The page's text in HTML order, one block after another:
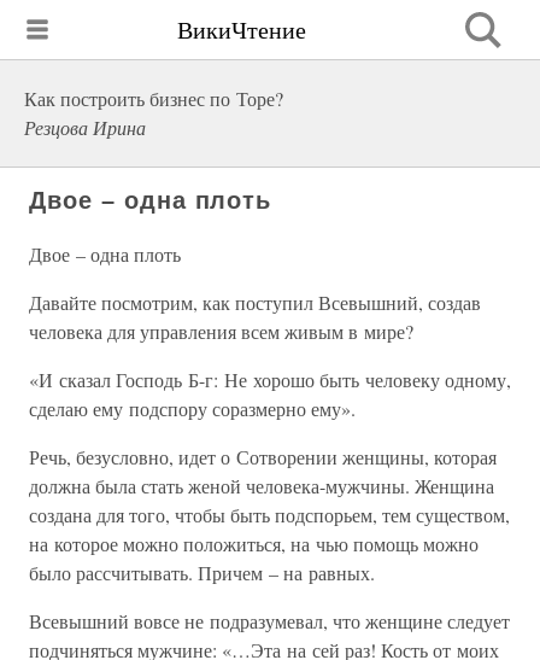
ВикиЧтение
Как построить бизнес по Торе?
Резцова Ирина
Двое – одна плоть
Двое – одна плоть
Давайте посмотрим, как поступил Всевышний, создав
человека для управления всем живым в мире?
«И сказал Господь Б-г: Не хорошо быть человеку одному,
сделаю ему подспору соразмерно ему».
Речь, безусловно, идет о Сотворении женщины, которая
должна была стать женой человека-мужчины. Женщина
создана для того, чтобы быть подспорьем, тем существом,
на которое можно положиться, на чью помощь можно
было рассчитывать. Причем – на равных.
Всевышний вовсе не подразумевал, что женщине следует
подчиняться мужчине: «…Эта на сей раз! Кость от моих